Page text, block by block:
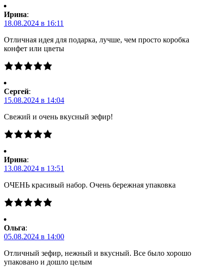
Ирина:
18.08.2024 в 16:11
Отличная идея для подарка, лучше, чем просто коробка
конфет или цветы
Сергей:
15.08.2024 в 14:04
Свежий и очень вкусный зефир!
Ирина:
13.08.2024 в 13:51
ОЧЕНЬ красивый набор. Очень бережная упаковка
Ольга:
05.08.2024 в 14:00
Отличный зефир, нежный и вкусный. Все было хорошо
упаковано и дошло целым